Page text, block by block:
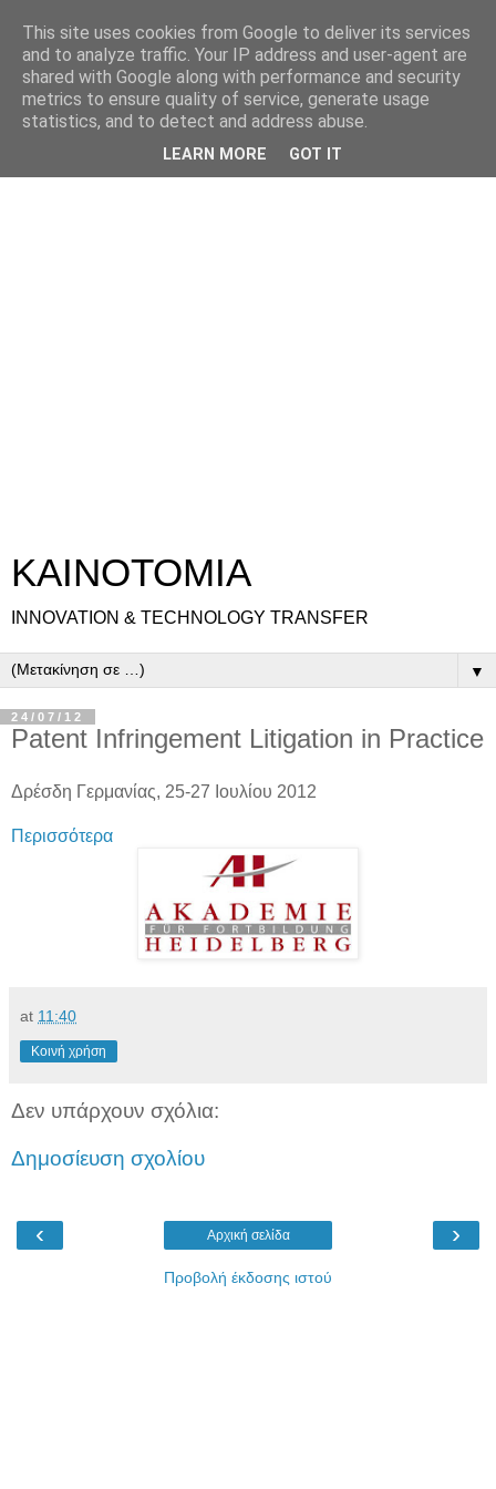
ΚΑΙΝΟΤΟΜΙΑ
INNOVATION & TECHNOLOGY TRANSFER
▼
24/07/12
Patent Infringement Litigation in Practice
Δρέσδη Γερμανίας, 25-27 Ιουλίου 2012
Περισσότερα
at 11:40
Κοινή χρήση
Δεν υπάρχουν σχόλια:
Δημοσίευση σχολίου
‹ ›
Αρχική σελίδα
Προβολή έκδοσης ιστού
This site uses cookies from Google to deliver its services
and to analyze traffic. Your IP address and user-agent are
shared with Google along with performance and security
metrics to ensure quality of service, generate usage
statistics, and to detect and address abuse.
LEARN MORE GOT IT